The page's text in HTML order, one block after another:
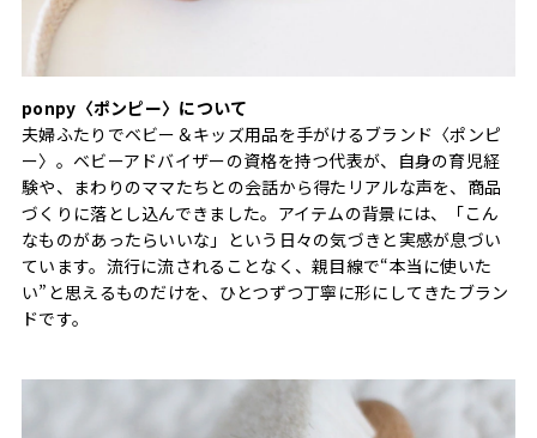
ponpy〈ポンピー〉について
夫婦ふたりでベビー＆キッズ用品を手がけるブランド〈ポンピ
ー〉。ベビーアドバイザーの資格を持つ代表が、自身の育児経
験や、まわりのママたちとの会話から得たリアルな声を、商品
づくりに落とし込んできました。アイテムの背景には、「こん
なものがあったらいいな」という日々の気づきと実感が息づい
ています。流行に流されることなく、親目線で“本当に使いた
い”と思えるものだけを、ひとつずつ丁寧に形にしてきたブラン
ドです。